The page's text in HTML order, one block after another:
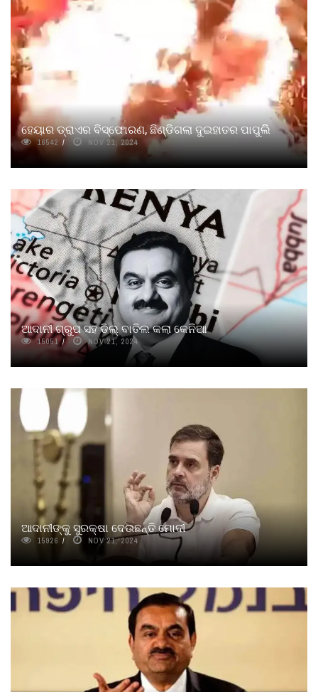
ହେୟାର ଡ୍ରାଏର ବିସ୍ଫୋରଣ, ଛିଣ୍ଡିଗଲା ଦୁଇହାତର ପାପୁଲିି
16542 NOV 21, 2024
ଆଦାନୀ ଗ୍ରୁପ ସହ ଡିଲ୍‌ ବାତିଲ କଲା କେନିଆ
15051 NOV 21, 2024
ଆଦାନୀଙ୍କୁ ସୁରକ୍ଷା ଦେଉଛନ୍ତି ମୋଦୀ
15926 NOV 21, 2024